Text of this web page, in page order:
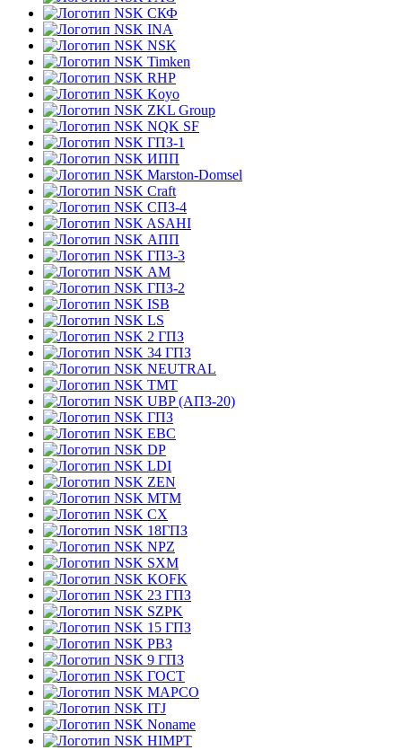
СКФ
INA
NSK
Timken
RHP
Koyo
ZKL Group
NQK SF
ГПЗ-1
ИПП
Marston-Domsel
Craft
СПЗ-4
ASAHI
АПП
ГПЗ-3
АМ
ГПЗ-2
ISB
LS
2 ГПЗ
34 ГПЗ
NEUTRAL
TMT
UBP (АПЗ-20)
ГПЗ
EBC
DP
LDI
ZEN
MTM
CX
18ГПЗ
NPZ
SXM
KOFK
23 ГПЗ
SZPK
15 ГПЗ
РВЗ
9 ГПЗ
ГОСТ
MAPCO
ITJ
Noname
HIMPT